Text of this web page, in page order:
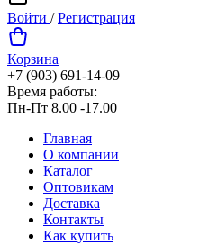
Войти /Регистрация
Корзина
+7 (903) 691-14-09
Время работы:
Пн-Пт 8.00 -17.00
Главная
О компании
Каталог
Оптовикам
Доставка
Контакты
Как купить